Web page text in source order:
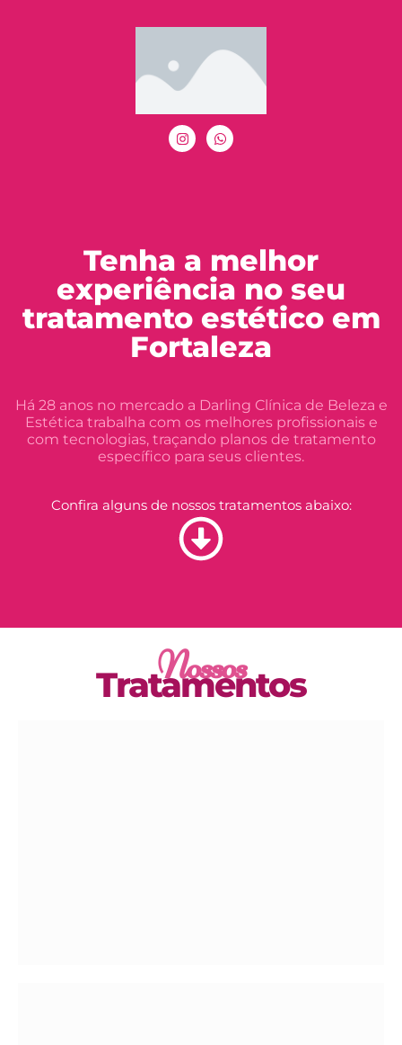
Tenha a melhor
experiência no seu
tratamento estético em
Fortaleza
Há 28 anos no mercado a Darling Clínica de Beleza e
Estética trabalha com os melhores profissionais e
com tecnologias, traçando planos de tratamento
específico para seus clientes.
Confira alguns de nossos tratamentos abaixo:
Nossos
Tratamentos